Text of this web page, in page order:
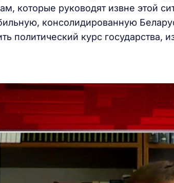
которые руководят извне этой
консолидированную
политический курс государства,